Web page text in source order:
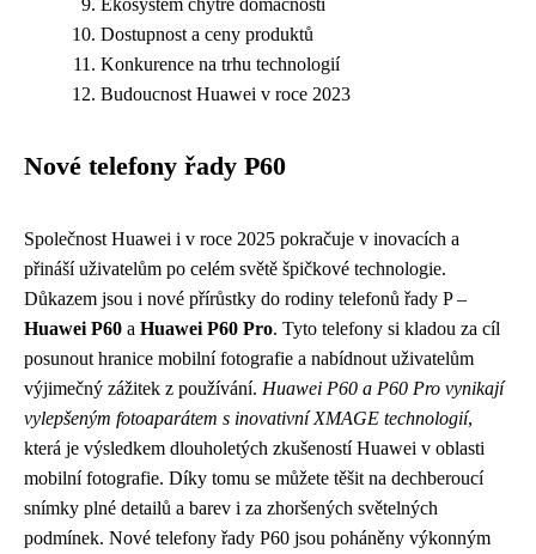
Dostupnost a ceny produktů
Konkurence na trhu technologií
Budoucnost Huawei v roce 2023
Nové telefony řady P60
Společnost Huawei i v roce 2025 pokračuje v inovacích a
přináší uživatelům po celém světě špičkové technologie.
Důkazem jsou i nové přírůstky do rodiny telefonů řady P –
Huawei P60 a Huawei P60 Pro. Tyto telefony si kladou za cíl
posunout hranice mobilní fotografie a nabídnout uživatelům
výjimečný zážitek z používání. Huawei P60 a P60 Pro vynikají
vylepšeným fotoaparátem s inovativní XMAGE technologií,
která je výsledkem dlouholetých zkušeností Huawei v oblasti
mobilní fotografie. Díky tomu se můžete těšit na dechberoucí
snímky plné detailů a barev i za zhoršených světelných
podmínek. Nové telefony řady P60 jsou poháněny výkonným